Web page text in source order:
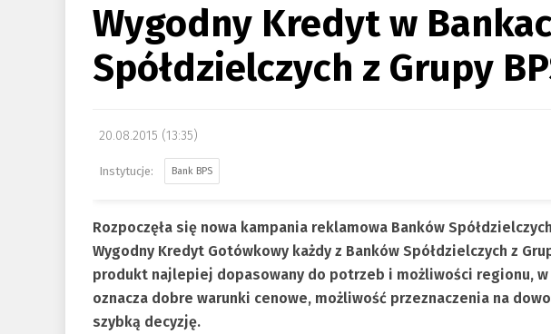
Wygodny Kredyt w
Spółdzielczych z Grupy
20.08.2015 (13:35)
Bank BPS
Rozpoczęła się nowa kampania reklamowa Banków
Wygodny Kredyt Gotówkowy każdy z Banków Spółdzielczych z
produkt najlepiej dopasowany do potrzeb i możliwości regionu, w
oznacza dobre warunki cenowe, możliwość przeznaczenia na
szybką decyzję.